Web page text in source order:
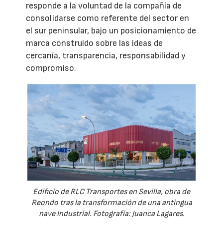
responde a la voluntad de la compañía de
consolidarse como referente del sector en
el sur peninsular, bajo un posicionamiento de
marca construido sobre las ideas de
cercanía, transparencia, responsabilidad y
compromiso.
Edificio de RLC Transportes en Sevilla, obra de
Reondo tras la transformación de una antingua
nave Industrial. Fotografía: Juanca Lagares.